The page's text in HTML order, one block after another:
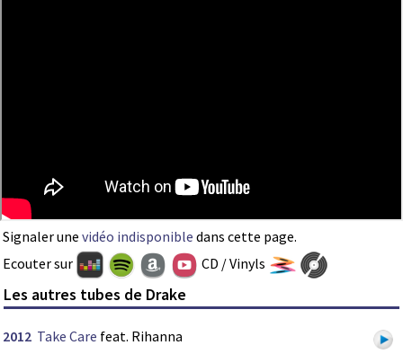
Signaler une vidéo indisponible dans cette page.
Ecouter sur
CD / Vinyls
Les autres tubes de Drake
2012 Take Care feat. Rihanna